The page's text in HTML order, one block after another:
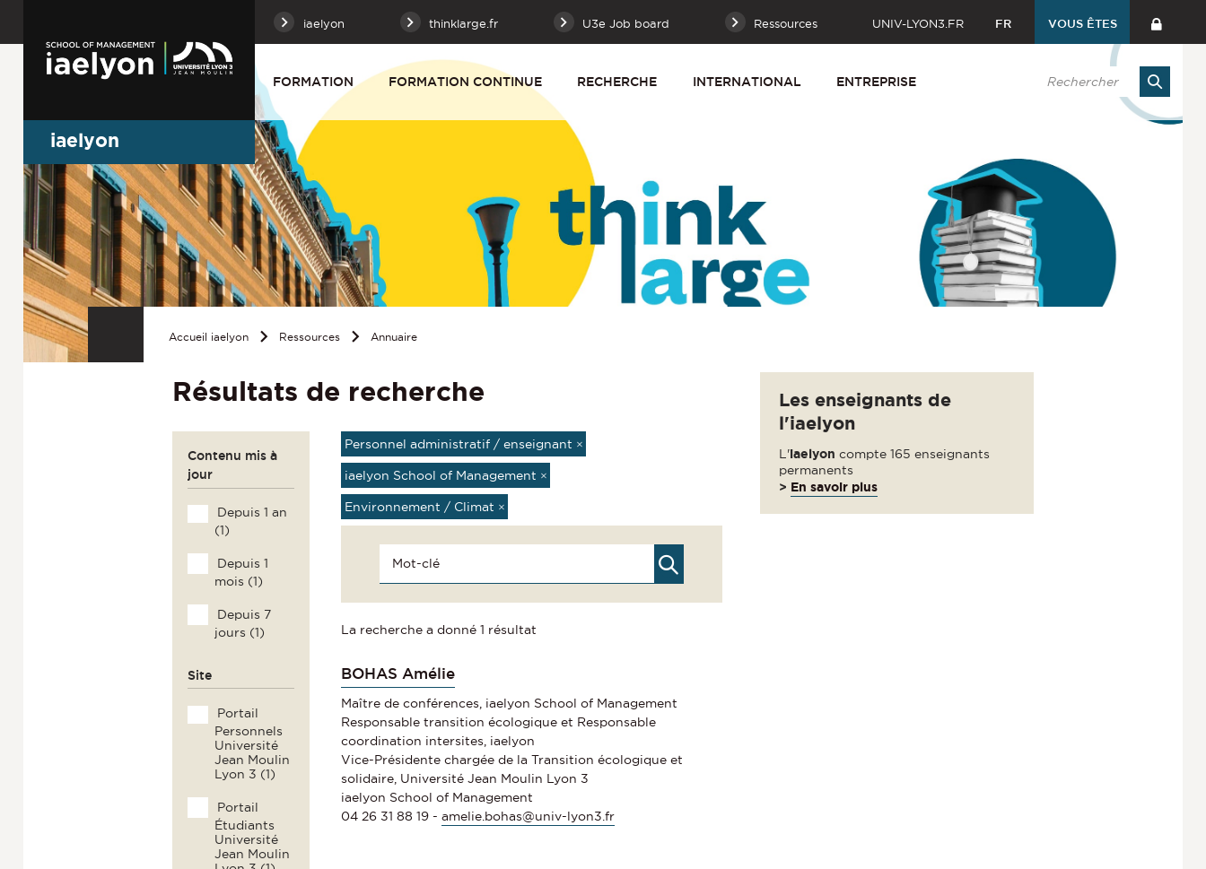
iaelyon thinklarge.fr U3e Job board Ressources UNIV-LYON3.FR FR VOUS ÊTES
FORMATION FORMATION CONTINUE RECHERCHE INTERNATIONAL ENTREPRISE
iaelyon
Accueil iaelyon Ressources Annuaire
Résultats de recherche
Contenu mis à
jour
Depuis 1 an
(1)
Depuis 1
mois (1)
Depuis 7
jours (1)
Site
Portail
Personnels
Université
Jean Moulin
Lyon 3 (1)
Portail
Étudiants
Université
Jean Moulin
Personnel administratif / enseignant ×
iaelyon School of Management ×
Environnement / Climat ×
La recherche a donné 1 résultat
BOHAS Amélie
Maître de conférences, iaelyon School of Management
Responsable transition écologique et Responsable
coordination intersites, iaelyon
Vice-Présidente chargée de la Transition écologique et
solidaire, Université Jean Moulin Lyon 3
iaelyon School of Management
04 26 31 88 19 -amelie.bohas@univ-lyon3.fr
Les enseignants de
l'iaelyon
L'iaelyon compte 165 enseignants
permanents
> En savoir plus